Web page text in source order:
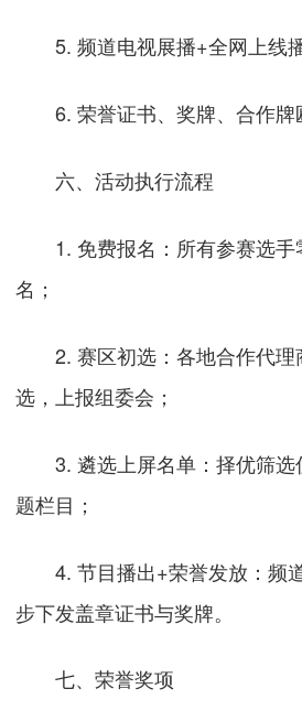
5. 频道电视展播+全网上线
6. 荣誉证书、奖牌、合作牌
六、活动执行流程
1. 免费报名：所有参赛选手
名；
2. 赛区初选：各地合作代理
选，上报组委会；
3. 遴选上屏名单：择优筛选
题栏目；
4. 节目播出+荣誉发放：频
步下发盖章证书与奖牌。
七、荣誉奖项